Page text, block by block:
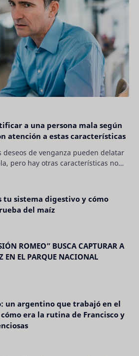
a una persona mala según
atención a estas características
deseos de venganza pueden delatar
pero hay otras características no
tu sistema digestivo y cómo
del maíz
ROMEO” BUSCA CAPTURAR A
EN EL PARQUE NACIONAL
un argentino que trabajó en el
era la rutina de Francisco y